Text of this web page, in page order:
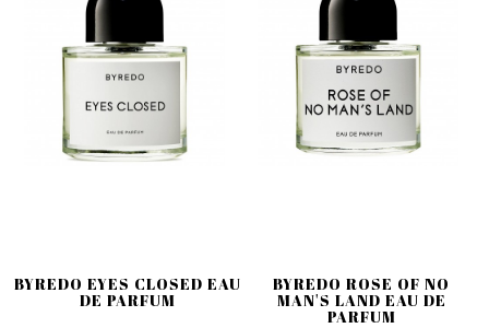
BYREDO EYES CLOSED EAU
DE PARFUM
BYREDO ROSE OF NO
MAN'S LAND EAU DE
PARFUM